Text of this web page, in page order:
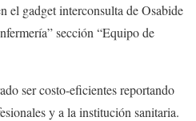
el gadget interconsulta de Osabide
sección “Equipo de
ser costo-eficientes reportando
y a la institución sanitaria.